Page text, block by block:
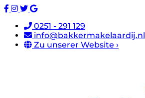
0251 - 291 129
info@bakkermakelaardij.nl
Zu unserer Website ›